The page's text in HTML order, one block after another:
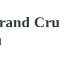
Cru